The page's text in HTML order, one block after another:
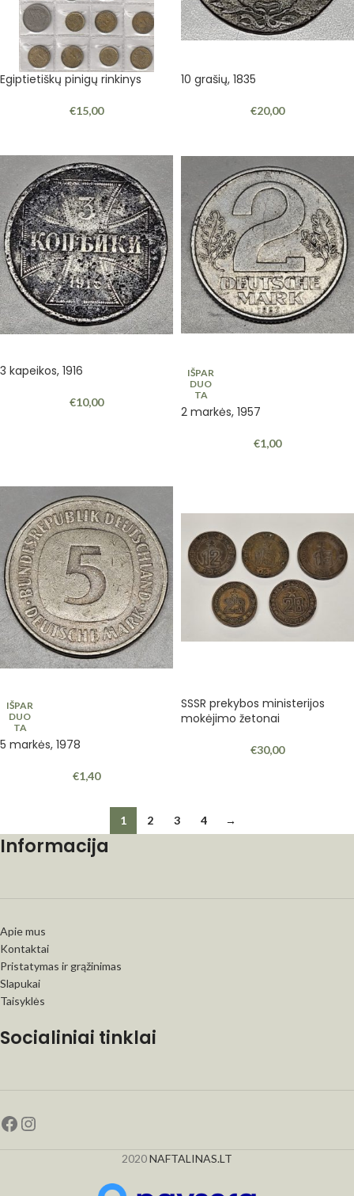
Egiptietiškų pinigų rinkinys
€15,00
10 grašių, 1835
€20,00
3 kapeikos, 1916
€10,00
IŠPAR
DUO
TA
2 markės, 1957
€1,00
IŠPAR
DUO
TA
5 markės, 1978
€1,40
SSSR prekybos ministerijos
mokėjimo žetonai
€30,00
1 2 3 4 →
Informacija
Apie mus
Kontaktai
Pristatymas ir grąžinimas
Slapukai
Taisyklės
Socialiniai tinklai
2020NAFTALINAS.LT